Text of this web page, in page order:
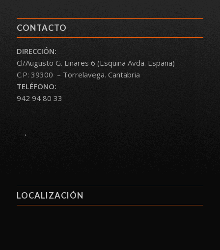
CONTACTO
DIRECCIÓN:
Cl/Augusto G. Linares 6 (Esquina Avda. España)
C.P: 39300 – Torrelavega. Cantabria
TELÉFONO:
942 94 80 33
.
LOCALIZACIÓN